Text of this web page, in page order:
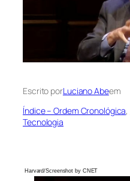
Escrito porLuciano Abeem
Índice – Ordem Cronológica,
Tecnologia
Harvard/Screenshot by CNET